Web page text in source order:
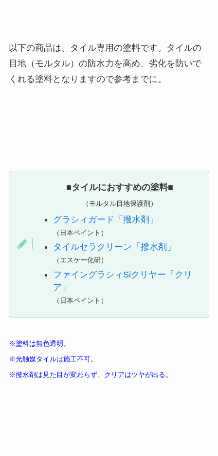
以下の商品は、タイル専用の塗料です。タイルの
目地（モルタル）の防水力を高め、劣化を防いで
くれる塗料となりますので参考までに。
■タイルにおすすめの塗料■
（モルタル目地保護剤）
グラシィガード「撥水剤」
（日本ペイント）
タイルセラクリーン「撥水剤」
（エスケー化研）
ファイングラシィSiクリヤー「クリ
ア」
（日本ペイント）
※塗料は無色透明。
※光触媒タイルは施工不可。
※撥水剤は見た目が変わらず、クリアはツヤが出る。